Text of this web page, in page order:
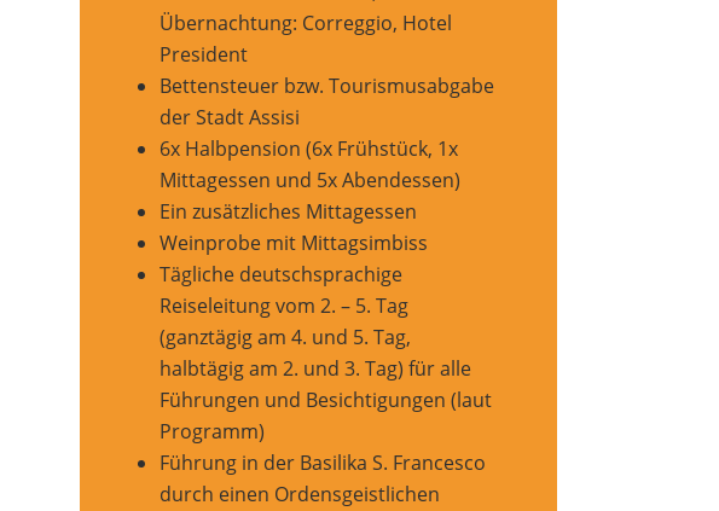
Übernachtung: Correggio, Hotel
President
Bettensteuer bzw. Tourismusabgabe
der Stadt Assisi
6x Halbpension (6x Frühstück, 1x
Mittagessen und 5x Abendessen)
Ein zusätzliches Mittagessen
Weinprobe mit Mittagsimbiss
Tägliche deutschsprachige
Reiseleitung vom 2. – 5. Tag
(ganztägig am 4. und 5. Tag,
halbtägig am 2. und 3. Tag) für alle
Führungen und Besichtigungen (laut
Programm)
Führung in der Basilika S. Francesco
durch einen Ordensgeistlichen